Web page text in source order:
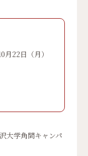
月22日（月）
大学角間キャンパ